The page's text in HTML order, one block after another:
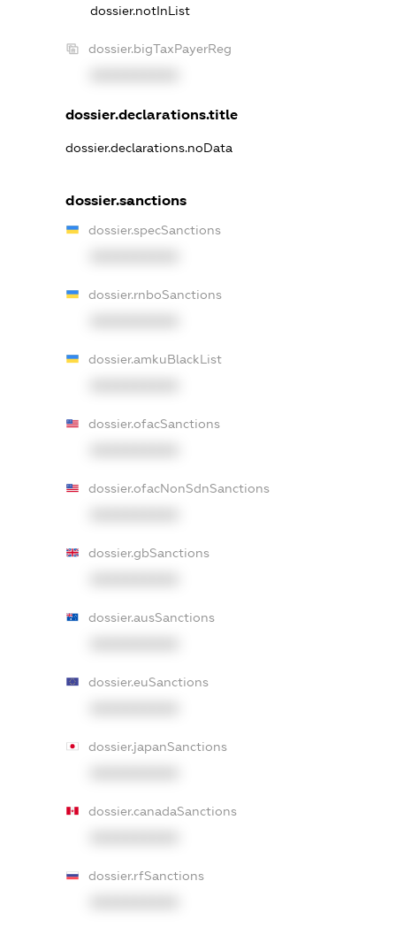
dossier.notInList
dossier.bigTaxPayerReg
dossier.declarations.title
dossier.declarations.noData
dossier.sanctions
dossier.specSanctions
dossier.rnboSanctions
dossier.amkuBlackList
dossier.ofacSanctions
dossier.ofacNonSdnSanctions
dossier.gbSanctions
dossier.ausSanctions
dossier.euSanctions
dossier.japanSanctions
dossier.canadaSanctions
dossier.rfSanctions